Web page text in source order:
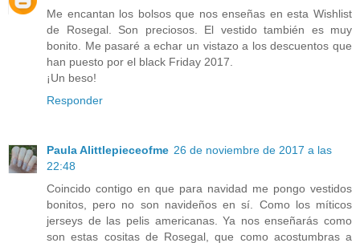
Me encantan los bolsos que nos enseñas en esta Wishlist
de Rosegal. Son preciosos. El vestido también es muy
bonito. Me pasaré a echar un vistazo a los descuentos que
han puesto por el black Friday 2017.
¡Un beso!
Responder
Paula Alittlepieceofme 26 de noviembre de 2017 a las
22:48
Coincido contigo en que para navidad me pongo vestidos
bonitos, pero no son navideños en sí. Como los míticos
jerseys de las pelis americanas. Ya nos enseñarás como
son estas cositas de Rosegal, que como acostumbras a